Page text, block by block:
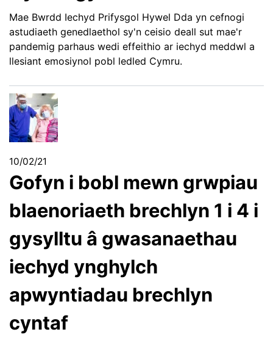
Mae Bwrdd Iechyd Prifysgol Hywel Dda yn cefnogi
astudiaeth genedlaethol sy'n ceisio deall sut mae'r
pandemig parhaus wedi effeithio ar iechyd meddwl a
llesiant emosiynol pobl ledled Cymru.
10/02/21
Gofyn i bobl mewn grwpiau
blaenoriaeth brechlyn 1 i 4 i
gysylltu â gwasanaethau
iechyd ynghylch
apwyntiadau brechlyn
cyntaf